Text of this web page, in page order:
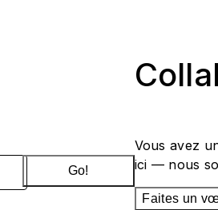
Go!
Vous avez
ici — nous
Faites un